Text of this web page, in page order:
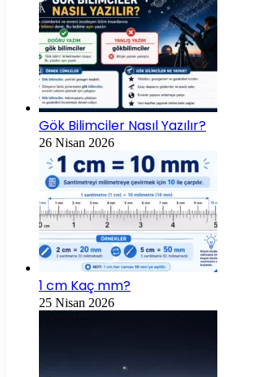
Gök Bilimciler Nasıl Yazılır?
26 Nisan 2026
1 cm Kaç mm?
25 Nisan 2026